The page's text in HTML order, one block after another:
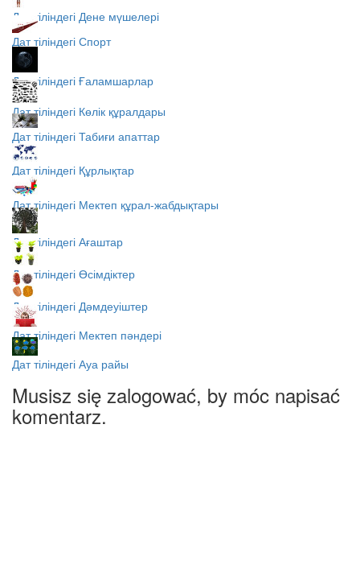
Дат тіліндегі Дене мүшелері
Дат тіліндегі Спорт
Дат тіліндегі Ғаламшарлар
Дат тіліндегі Көлік құралдары
Дат тіліндегі Табиғи апаттар
Дат тіліндегі Құрлықтар
Дат тіліндегі Мектеп құрал-жабдықтары
Дат тіліндегі Ағаштар
Дат тіліндегі Өсімдіктер
Дат тіліндегі Дәмдеуіштер
Дат тіліндегі Мектеп пәндері
Дат тіліндегі Ауа райы
Musisz się zalogować, by móc napisać
komentarz.